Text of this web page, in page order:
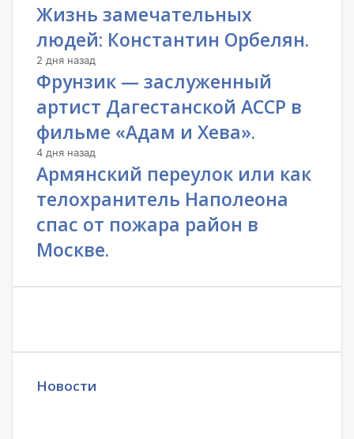
Жизнь замечательных
людей: Константин Орбелян.
2 дня назад
Фрунзик — заслуженный
артист Дагестанской АССР в
фильме «Адам и Хева».
4 дня назад
Армянский переулок или как
телохранитель Наполеона
спас от пожара район в
Москве.
Новости